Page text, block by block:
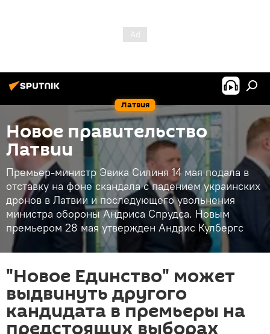
Латвия
Новое правительство
Латвии
Премьер-министр Эвика Силиня 14 мая подала в
отставку на фоне скандала с падением украинских
дронов в Латвии и последующего увольнения
министра обороны Андриса Спрудса. Новым
премьером 28 мая утвержден Андрис Кулбергс
"Новое Единство" может
выдвинуть другого
кандидата в премьеры на